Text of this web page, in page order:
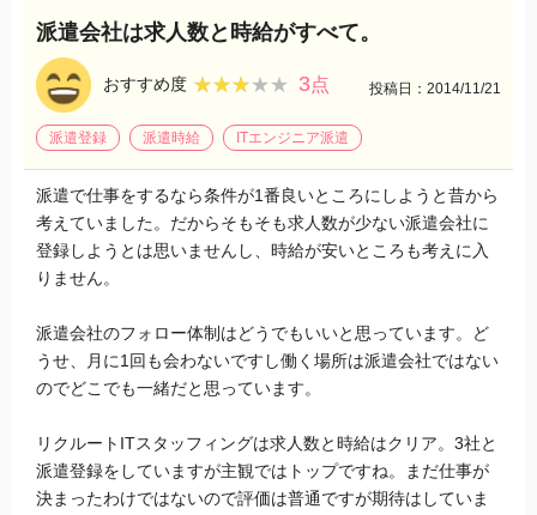
派遣会社は求人数と時給がすべて。
おすすめ度 ★★★★★
★★★★★ 3点 投稿日：2014/11/21
派遣登録 派遣時給 ITエンジニア派遣
派遣で仕事をするなら条件が1番良いところにしようと昔から
考えていました。だからそもそも求人数が少ない派遣会社に
登録しようとは思いませんし、時給が安いところも考えに入
りません。
派遣会社のフォロー体制はどうでもいいと思っています。ど
うせ、月に1回も会わないですし働く場所は派遣会社ではない
のでどこでも一緒だと思っています。
リクルートITスタッフィングは求人数と時給はクリア。3社と
派遣登録をしていますが主観ではトップですね。まだ仕事が
決まったわけではないので評価は普通ですが期待はしていま